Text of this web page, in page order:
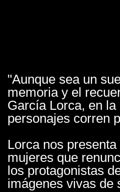
"Aunque sea un
memoria y el
García Lorca, en
personajes corren
Lorca nos
mujeres que
los protagonistas
imágenes vivas de